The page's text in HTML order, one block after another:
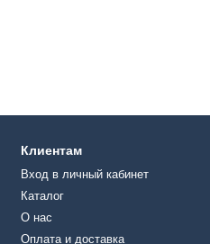
Клиентам
Вход в личный кабинет
Каталог
О нас
Оплата и доставка